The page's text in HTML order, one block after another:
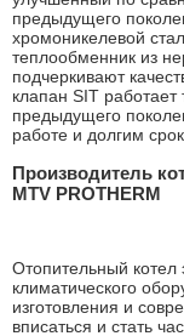
предыдущего
хромоникелевой
теплообменник из
подчеркивают
клапан SIT
предыдущего
работе и долгим
Производитель
MTV PROTHERM
Отопительный котел
климатического
изготовления и
вписаться и стать